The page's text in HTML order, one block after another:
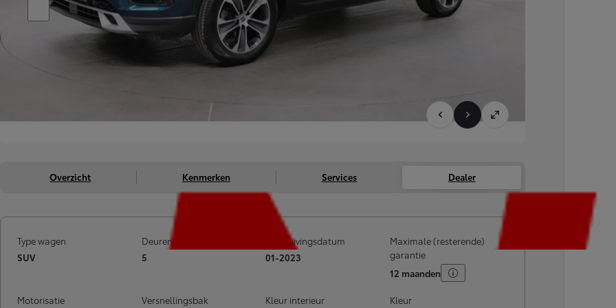
Overzicht Kenmerken Services Dealer
Type wagen
SUV
Deuren
5
Inschrijvingsdatum
01-2023
Maximale (resterende)
garantie
12 maanden
Motorisatie
Versnellingsbak
Kleur interieur
Kleur